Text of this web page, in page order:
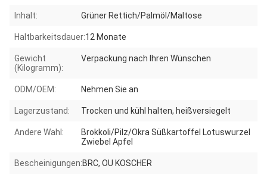
Inhalt: Grüner Rettich/Palmöl/Maltose
Haltbarkeitsdauer:12 Monate
Gewicht
(Kilogramm):
Verpackung nach Ihren Wünschen
ODM/OEM: Nehmen Sie an
Lagerzustand: Trocken und kühl halten, heißversiegelt
Andere Wahl:
Brokkoli/Pilz/Okra Süßkartoffel Lotuswurzel
Zwiebel Apfel
Bescheinigungen:BRC, OU KOSCHER